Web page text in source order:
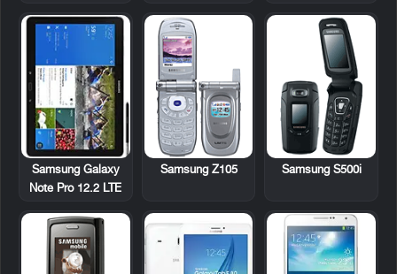
Samsung S500i
Samsung Z105
Samsung Galaxy
Note Pro 12.2 LTE